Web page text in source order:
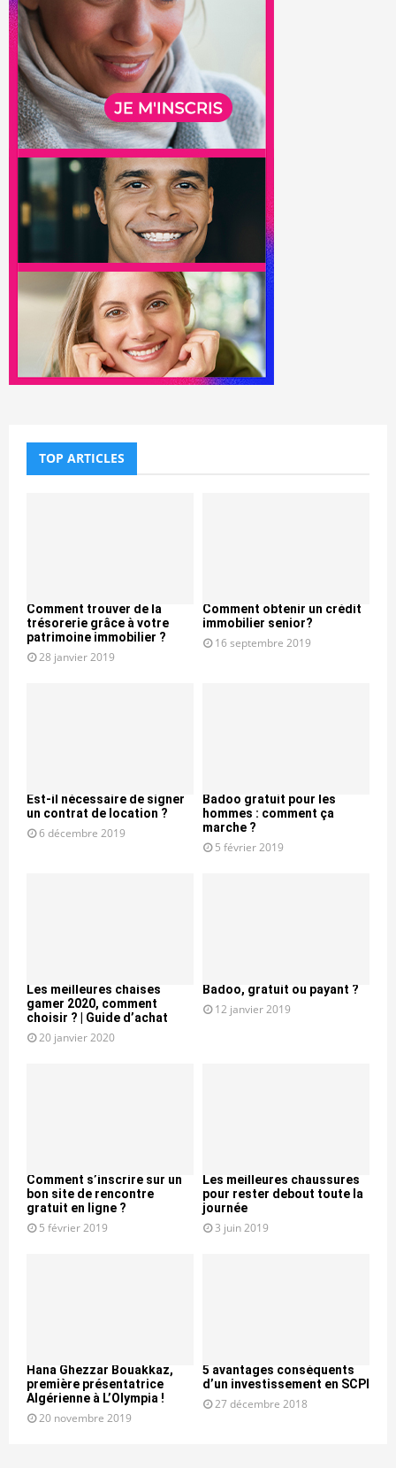
TOP ARTICLES
Comment trouver de la
trésorerie grâce à votre
patrimoine immobilier ?
28 janvier 2019
Comment obtenir un crédit
immobilier senior?
16 septembre 2019
Est-il nécessaire de signer
un contrat de location ?
6 décembre 2019
Badoo gratuit pour les
hommes : comment ça
marche ?
5 février 2019
Les meilleures chaises
gamer 2020, comment
choisir ? | Guide d’achat
20 janvier 2020
Badoo, gratuit ou payant ?
12 janvier 2019
Comment s’inscrire sur un
bon site de rencontre
gratuit en ligne ?
5 février 2019
Les meilleures chaussures
pour rester debout toute la
journée
3 juin 2019
Hana Ghezzar Bouakkaz,
première présentatrice
Algérienne à L’Olympia !
20 novembre 2019
5 avantages conséquents
d’un investissement en SCPI
27 décembre 2018